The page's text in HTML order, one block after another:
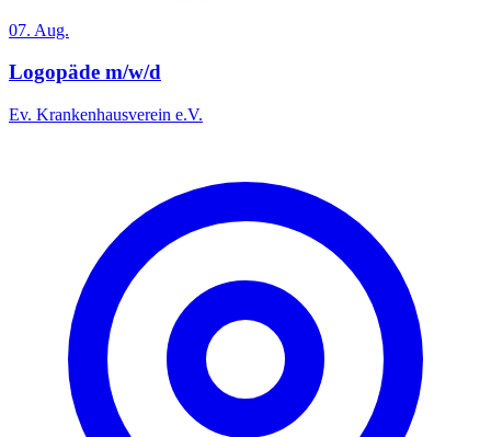
07. Aug.
Logopäde m/w/d
Ev. Krankenhausverein e.V.